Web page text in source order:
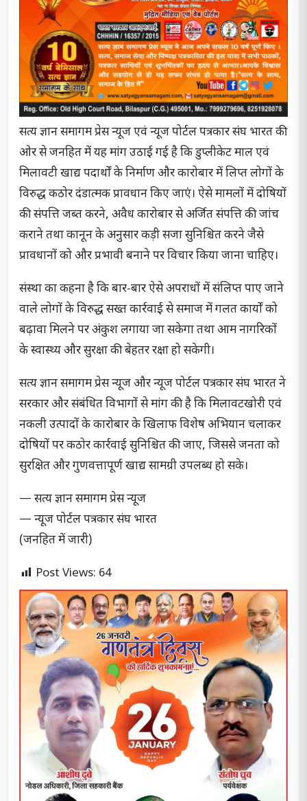
सत्य ज्ञान समागम प्रेस न्यूज एवं न्यूज पोर्टल पत्रकार संघ भारत की
ओर से जनहित में यह मांग उठाई गई है कि डुप्लीकेट माल एवं
मिलावटी खाद्य पदार्थों के निर्माण और कारोबार में लिप्त लोगों के
विरुद्ध कठोर दंडात्मक प्रावधान किए जाएं। ऐसे मामलों में दोषियों
की संपत्ति जब्त करने, अवैध कारोबार से अर्जित संपत्ति की जांच
कराने तथा कानून के अनुसार कड़ी सजा सुनिश्चित करने जैसे
प्रावधानों को और प्रभावी बनाने पर विचार किया जाना चाहिए।
संस्था का कहना है कि बार-बार ऐसे अपराधों में संलिप्त पाए जाने
वाले लोगों के विरुद्ध सख्त कार्रवाई से समाज में गलत कार्यों को
बढ़ावा मिलने पर अंकुश लगाया जा सकेगा तथा आम नागरिकों
के स्वास्थ्य और सुरक्षा की बेहतर रक्षा हो सकेगी।
सत्य ज्ञान समागम प्रेस न्यूज और न्यूज पोर्टल पत्रकार संघ भारत ने
सरकार और संबंधित विभागों से मांग की है कि मिलावटखोरी एवं
नकली उत्पादों के कारोबार के खिलाफ विशेष अभियान चलाकर
दोषियों पर कठोर कार्रवाई सुनिश्चित की जाए, जिससे जनता को
सुरक्षित और गुणवत्तापूर्ण खाद्य सामग्री उपलब्ध हो सके।
— सत्य ज्ञान समागम प्रेस न्यूज
— न्यूज पोर्टल पत्रकार संघ भारत
(जनहित में जारी)
Post Views: 64